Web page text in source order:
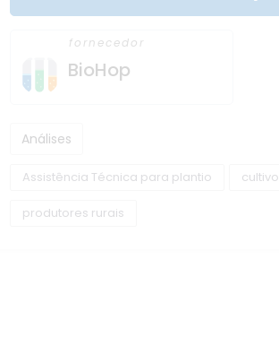
fornecedor
BioHop
Análises
Assistência Técnica para plantio cultivo
produtores rurais